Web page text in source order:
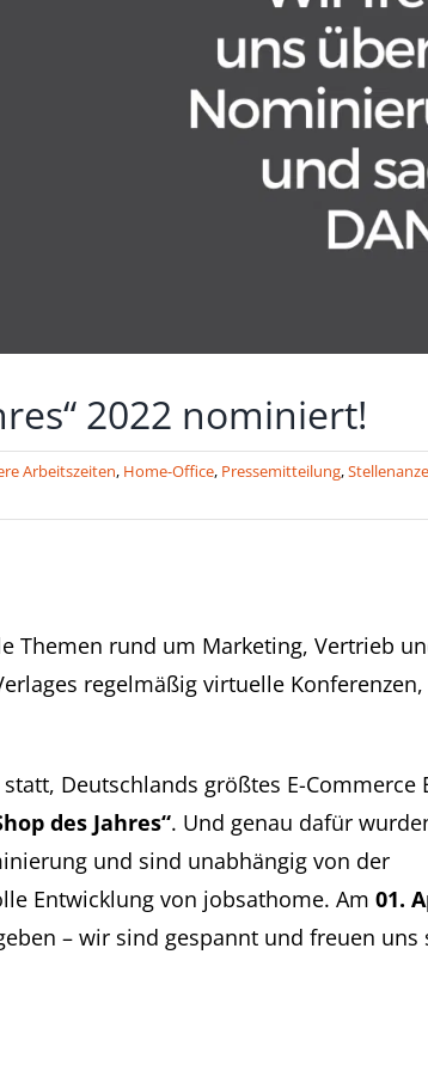
2022 nominiert!
Arbeitszeiten, Home-Office, Pressemitteilung,
Themen rund um Marketing, Vertrieb
regelmäßig virtuelle
Deutschlands größtes E-Commerce
des Jahres“. Und genau dafür
und sind unabhängig von der
Entwicklung von jobsathome. Am 01.
– wir sind gespannt und freuen uns